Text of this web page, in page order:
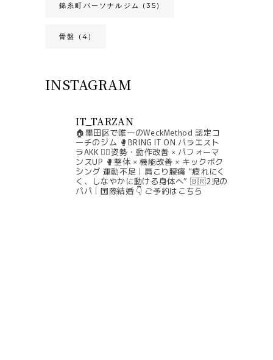
錦糸町パーソナルジム (35)
骨盤 (4)
INSTAGRAM
IT_TARZAN
🏠墨田区で唯一のWeckMethod 認定コ
ーチのジム 🥊BRING IT ON パラエスト
ラAKK 🧘‍♀️姿勢・動作改善 × パフォーマ
ンスUP 🥊整体 × 機能改善 × キックボク
シング 運動不足｜肩こり腰痛 “疲れにく
く、しなやかに動ける身体へ” 🇧🇷2児の
パパ｜国際結婚 👇 ご予約はこちら